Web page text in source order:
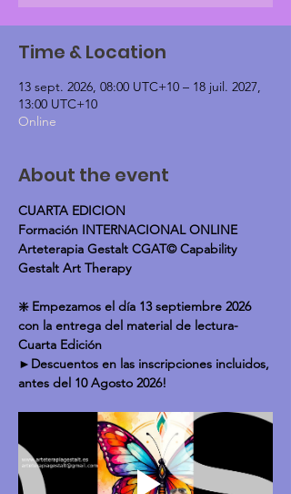
Time & Location
13 sept. 2026, 08:00 UTC+10 – 18 juil. 2027,
13:00 UTC+10
Online
About the event
CUARTA EDICION
Formación INTERNACIONAL ONLINE
Arteterapia Gestalt CGAT© Capability
Gestalt Art Therapy
❇️ Empezamos el día 13 septiembre 2026
con la entrega del material de lectura-
Cuarta Edición
►Descuentos en las inscripciones incluidos,
antes del 10 Agosto 2026!